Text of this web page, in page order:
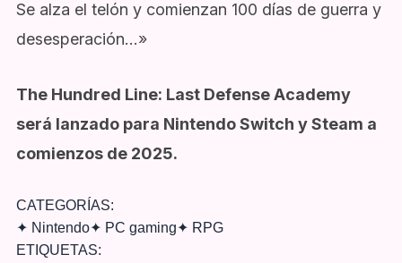
Se alza el telón y comienzan 100 días de guerra y
desesperación…»
The Hundred Line: Last Defense Academy
será lanzado para Nintendo Switch y Steam a
comienzos de 2025.
CATEGORÍAS:
✦ Nintendo✦ PC gaming✦ RPG
ETIQUETAS: